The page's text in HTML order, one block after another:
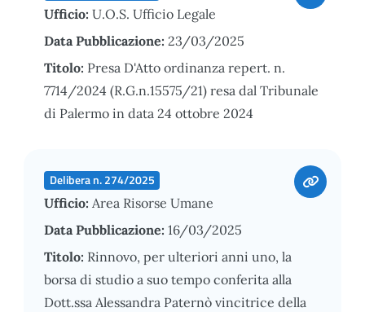
Ufficio: U.O.S. Ufficio Legale
Data Pubblicazione: 23/03/2025
Titolo: Presa D'Atto ordinanza repert. n.
7714/2024 (R.G.n.15575/21) resa dal Tribunale
di Palermo in data 24 ottobre 2024
Delibera n. 274/2025
Ufficio: Area Risorse Umane
Data Pubblicazione: 16/03/2025
Titolo: Rinnovo, per ulteriori anni uno, la
borsa di studio a suo tempo conferita alla
Dott.ssa Alessandra Paternò vincitrice della